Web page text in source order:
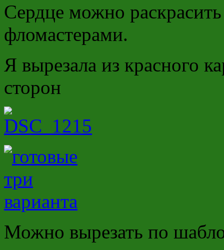
Сердце можно
фломастерами.
Я вырезала из красного
сторон
Можно вырезать по